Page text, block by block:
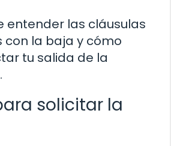
entender las cláusulas
con la baja y cómo
tu salida de la
solicitar la